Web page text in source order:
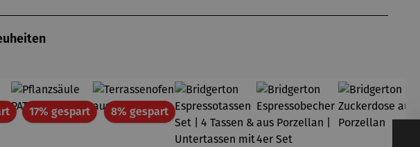
Rabatt17% gespartRabatt8% gespartRabatt